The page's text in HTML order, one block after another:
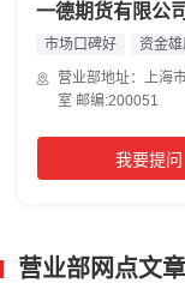
一德期货有限公
市场口碑好 资金
营业部地址：上海
室 邮编:200051
我要提问
营业部网点文章